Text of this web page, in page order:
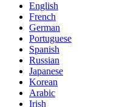
English
French
German
Portuguese
Spanish
Russian
Japanese
Korean
Arabic
Irish